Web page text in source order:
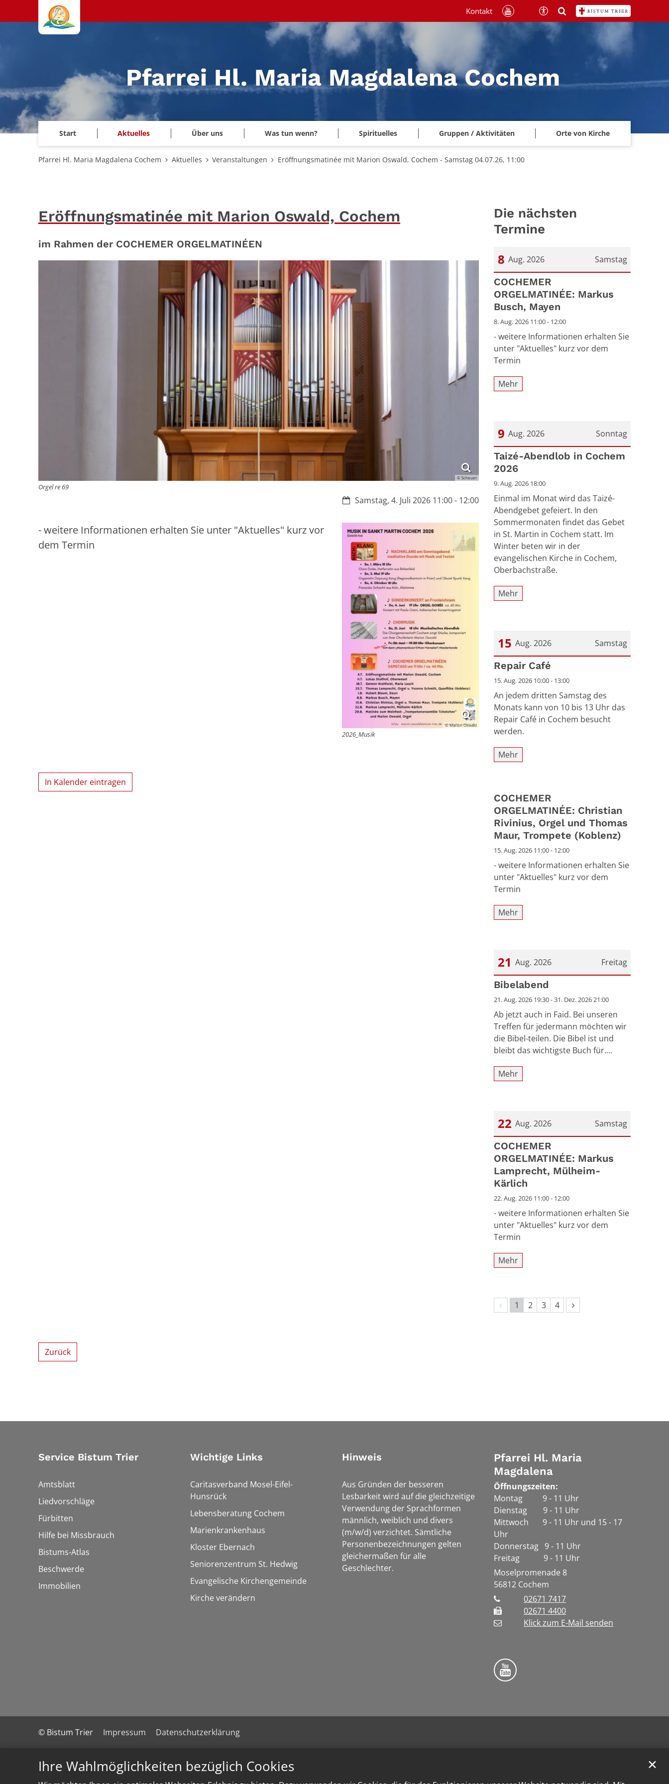
Ihre Wahlmöglichkeiten bezüglich Cookies ✕
Zum Inhalt springen
Pfarrei Hl. Maria Magdalena Cochem
Start Aktuelles Über uns Was tun wenn? Spirituelles Gruppen / Aktivitäten Orte von Kirche
Kontakt
Pfarrei Hl. Maria Magdalena Cochem Aktuelles Veranstaltungen Eröffnungsmatinée mit Marion Oswald, Cochem - Samstag 04.07.26, 11:00
Eröffnungsmatinée mit Marion Oswald, Cochem
im Rahmen der COCHEMER ORGELMATINÉEN
© Scheuer
Orgel re 69
Datum:
Samstag, 4. Juli 2026 11:00 - 12:00
© Marion Oswald
2026_Musik
- weitere Informationen erhalten Sie unter "Aktuelles" kurz vor
dem Termin
In Kalender eintragen
Die nächsten
Termine
Samstag
8 Aug. 2026
Datum: 8. August 2026
COCHEMER
ORGELMATINÉE: Markus
Busch, Mayen
8. Aug. 2026 11:00 - 12:00
- weitere Informationen erhalten Sie
unter "Aktuelles" kurz vor dem
Termin
Mehr
Sonntag
9 Aug. 2026
Datum: 9. August 2026
Taizé-Abendlob in Cochem
2026
9. Aug. 2026 18:00
Einmal im Monat wird das Taizé-
Abendgebet gefeiert. In den
Sommermonaten findet das Gebet
in St. Martin in Cochem statt. Im
Winter beten wir in der
evangelischen Kirche in Cochem,
Oberbachstraße.
Mehr
Samstag
15 Aug. 2026
Datum: 15. August 2026
Repair Café
15. Aug. 2026 10:00 - 13:00
An jedem dritten Samstag des
Monats kann von 10 bis 13 Uhr das
Repair Café in Cochem besucht
werden.
Mehr
COCHEMER
ORGELMATINÉE: Christian
Rivinius, Orgel und Thomas
Maur, Trompete (Koblenz)
15. Aug. 2026 11:00 - 12:00
- weitere Informationen erhalten Sie
unter "Aktuelles" kurz vor dem
Termin
Mehr
Freitag
21 Aug. 2026
Datum: 21. August 2026
Bibelabend
21. Aug. 2026 19:30 - 31. Dez. 2026 21:00
Ab jetzt auch in Faid. Bei unseren
Treffen für jedermann möchten wir
die Bibel-teilen. Die Bibel ist und
bleibt das wichtigste Buch für....
Mehr
Samstag
22 Aug. 2026
Datum: 22. August 2026
COCHEMER
ORGELMATINÉE: Markus
Lamprecht, Mülheim-
Kärlich
22. Aug. 2026 11:00 - 12:00
- weitere Informationen erhalten Sie
unter "Aktuelles" kurz vor dem
Termin
Mehr
Vorherige Seite
1 2 3 4 Nächste Seite
Zurück
Service Bistum Trier
Amtsblatt
Liedvorschläge
Fürbitten
Hilfe bei Missbrauch
Bistums-Atlas
Beschwerde
Immobilien
Wichtige Links
Caritasverband Mosel-Eifel-
Hunsrück
Lebensberatung Cochem
Marienkrankenhaus
Kloster Ebernach
Seniorenzentrum St. Hedwig
Evangelische Kirchengemeinde
Kirche verändern
Hinweis
Aus Gründen der besseren
Lesbarkeit wird auf die gleichzeitige
Verwendung der Sprachformen
männlich, weiblich und divers
(m/w/d) verzichtet. Sämtliche
Personenbezeichnungen gelten
gleichermaßen für alle
Geschlechter.
Pfarrei Hl. Maria
Magdalena
Öffnungszeiten:
Montag 9 - 11 Uhr
Dienstag 9 - 11 Uhr
Mittwoch 9 - 11 Uhr und 15 - 17
Uhr
Donnerstag 9 - 11 Uhr
Freitag 9 - 11 Uhr
Moselpromenade 8
56812 Cochem
02671 7417
02671 4400
Klick zum E-Mail senden
Bistum Trier auf YouTube
© Bistum Trier Impressum Datenschutzerklärung